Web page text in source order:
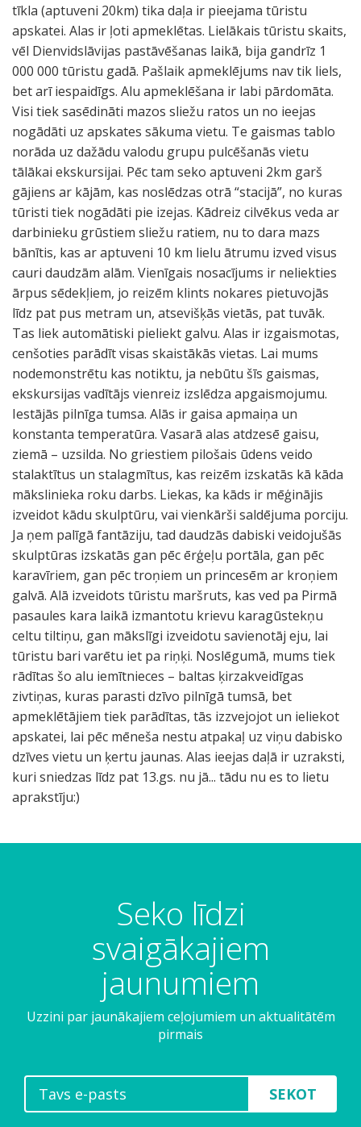
tīkla (aptuveni 20km) tika daļa ir pieejama tūristu
apskatei. Alas ir ļoti apmeklētas. Lielākais tūristu skaits,
vēl Dienvidslāvijas pastāvēšanas laikā, bija gandrīz 1
000 000 tūristu gadā. Pašlaik apmeklējums nav tik liels,
bet arī iespaidīgs. Alu apmeklēšana ir labi pārdomāta.
Visi tiek sasēdināti mazos sliežu ratos un no ieejas
nogādāti uz apskates sākuma vietu. Te gaismas tablo
norāda uz dažādu valodu grupu pulcēšanās vietu
tālākai ekskursijai. Pēc tam seko aptuveni 2km garš
gājiens ar kājām, kas noslēdzas otrā “stacijā”, no kuras
tūristi tiek nogādāti pie izejas. Kādreiz cilvēkus veda ar
darbinieku grūstiem sliežu ratiem, nu to dara mazs
bānītis, kas ar aptuveni 10 km lielu ātrumu izved visus
cauri daudzām alām. Vienīgais nosacījums ir neliekties
ārpus sēdekļiem, jo reizēm klints nokares pietuvojās
līdz pat pus metram un, atsevišķās vietās, pat tuvāk.
Tas liek automātiski pieliekt galvu. Alas ir izgaismotas,
cenšoties parādīt visas skaistākās vietas. Lai mums
nodemonstrētu kas notiktu, ja nebūtu šīs gaismas,
ekskursijas vadītājs vienreiz izslēdza apgaismojumu.
Iestājās pilnīga tumsa. Alās ir gaisa apmaiņa un
konstanta temperatūra. Vasarā alas atdzesē gaisu,
ziemā – uzsilda. No griestiem pilošais ūdens veido
stalaktītus un stalagmītus, kas reizēm izskatās kā kāda
mākslinieka roku darbs. Liekas, ka kāds ir mēģinājis
izveidot kādu skulptūru, vai vienkārši saldējuma porciju.
Ja ņem palīgā fantāziju, tad daudzās dabiski veidojušās
skulptūras izskatās gan pēc ērģeļu portāla, gan pēc
karavīriem, gan pēc troņiem un princesēm ar kroņiem
galvā. Alā izveidots tūristu maršruts, kas ved pa Pirmā
pasaules kara laikā izmantotu krievu karagūstekņu
celtu tiltiņu, gan mākslīgi izveidotu savienotāj eju, lai
tūristu bari varētu iet pa riņķi. Noslēgumā, mums tiek
rādītas šo alu iemītnieces – baltas ķirzakveidīgas
zivtiņas, kuras parasti dzīvo pilnīgā tumsā, bet
apmeklētājiem tiek parādītas, tās izzvejojot un ieliekot
apskatei, lai pēc mēneša nestu atpakaļ uz viņu dabisko
dzīves vietu un ķertu jaunas. Alas ieejas daļā ir uzraksti,
kuri sniedzas līdz pat 13.gs. nu jā... tādu nu es to lietu
aprakstīju:)
Seko līdzi
svaigākajiem
jaunumiem
Uzzini par jaunākajiem ceļojumiem un aktualitātēm
pirmais
SEKOT